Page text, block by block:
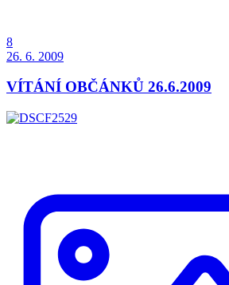
8
26. 6. 2009
VÍTÁNÍ OBČÁNKŮ 26.6.2009